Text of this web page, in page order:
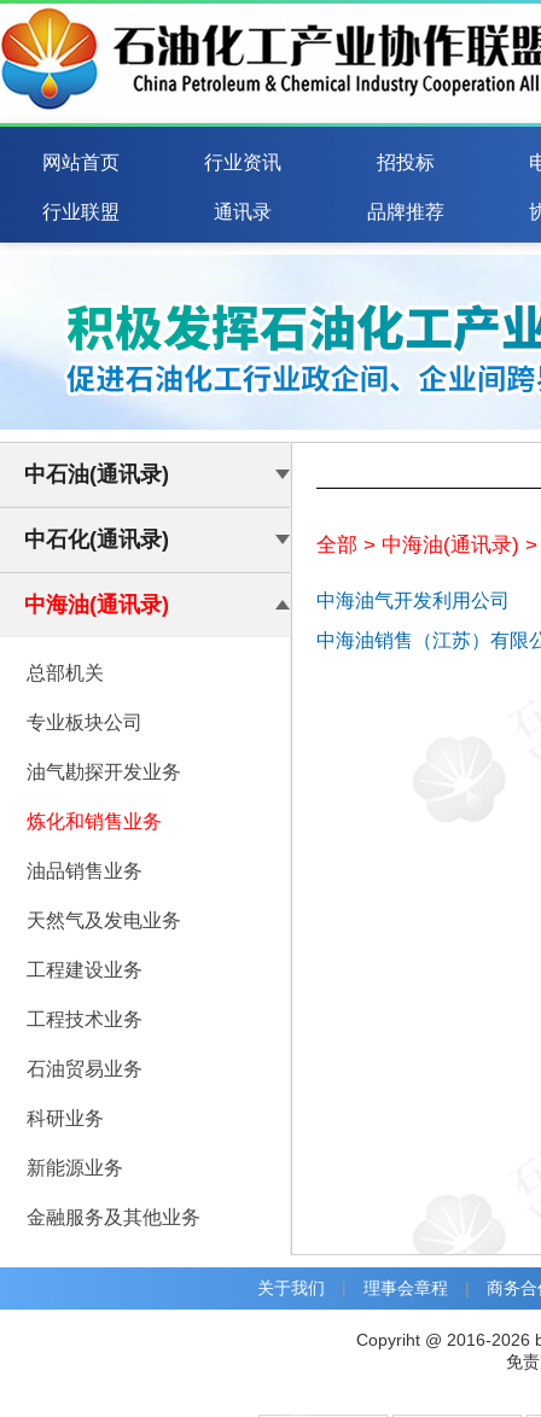
网站首页 行业资讯 招投标
行业联盟 通讯录 品牌推荐
中石油(通讯录)
中石化(通讯录)
中海油(通讯录)
总部机关
专业板块公司
油气勘探开发业务
炼化和销售业务
油品销售业务
天然气及发电业务
工程建设业务
工程技术业务
石油贸易业务
科研业务
新能源业务
金融服务及其他业务
全部 > 中海油(通讯录)
中海油气开发利用公司
中海油销售（江苏）有限
关于我们 | 理事会章程 | 商务合
Copyriht @ 2016-2026
免责